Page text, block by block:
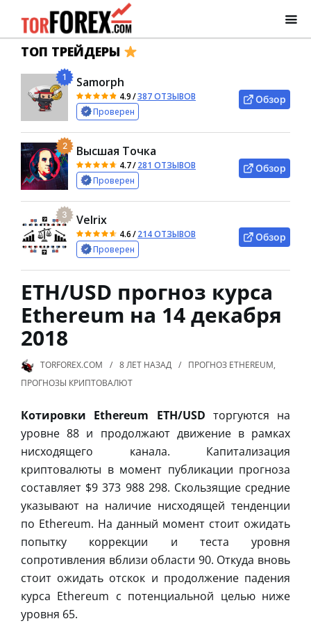
ТОП ТРЕЙДЕРЫ
1 Samorph
4.9/387 ОТЗЫВОВ
Проверен
Обзор
2 Высшая Точка
4.7/281 ОТЗЫВОВ
Проверен
Обзор
3 Velrix
4.6/214 ОТЗЫВОВ
Проверен
Обзор
ETH/USD прогноз курса
Ethereum на 14 декабря
2018
TORFOREX.COM 8 ЛЕТ НАЗАД ПРОГНОЗ ETHEREUM,
ПРОГНОЗЫ КРИПТОВАЛЮТ
Котировки Ethereum ETH/USD торгуются на
уровне 88 и продолжают движение в рамках
нисходящего канала. Капитализация
криптовалюты в момент публикации прогноза
составляет $9 373 988 298. Скользящие средние
указывают на наличие нисходящей тенденции
по Ethereum. На данный момент стоит ожидать
попытку коррекции и теста уровня
сопротивления вблизи области 90. Откуда вновь
стоит ожидать отскок и продолжение падения
курса Ethereum с потенциальной целью ниже
уровня 65.